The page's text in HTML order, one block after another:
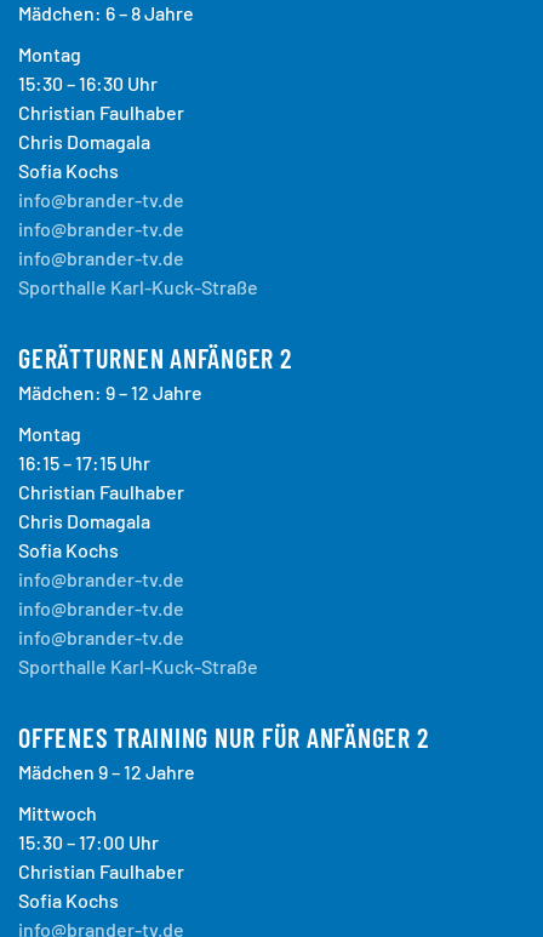
Mädchen: 6 – 8 Jahre
Montag
15:30 – 16:30 Uhr
Christian Faulhaber
Chris Domagala
Sofia Kochs
info@brander-tv.de
info@brander-tv.de
info@brander-tv.de
Sporthalle Karl-Kuck-Straße
GERÄTTURNEN ANFÄNGER 2
Mädchen: 9 – 12 Jahre
Montag
16:15 – 17:15 Uhr
Christian Faulhaber
Chris Domagala
Sofia Kochs
info@brander-tv.de
info@brander-tv.de
info@brander-tv.de
Sporthalle Karl-Kuck-Straße
OFFENES TRAINING NUR FÜR ANFÄNGER 2
Mädchen 9 – 12 Jahre
Mittwoch
15:30 – 17:00 Uhr
Christian Faulhaber
Sofia Kochs
info@brander-tv.de